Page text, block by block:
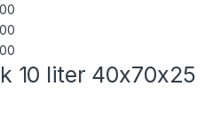
10 liter 40x70x25